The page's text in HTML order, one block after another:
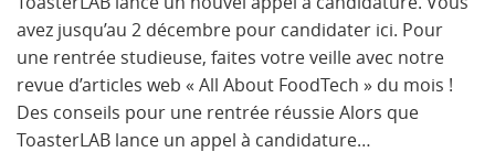
avez jusqu’au 2 décembre pour candidater ici. Pour
une rentrée studieuse, faites votre veille avec notre
revue d’articles web « All About FoodTech » du mois !
Des conseils pour une rentrée réussie Alors que
ToasterLAB lance un appel à candidature…